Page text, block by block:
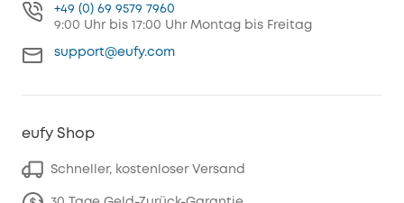
+49 (0) 69 9579 7960
9:00 Uhr bis 17:00 Uhr Montag bis Freitag
support@eufy.com
eufy Shop
Schneller, kostenloser Versand